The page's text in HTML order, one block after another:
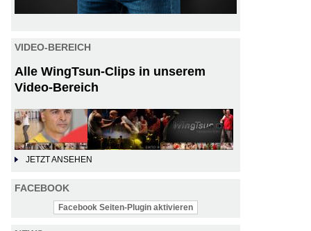
VIDEO-BEREICH
Alle WingTsun-Clips in unserem
Video-Bereich
JETZT ANSEHEN
FACEBOOK
Facebook Seiten-Plugin aktivieren